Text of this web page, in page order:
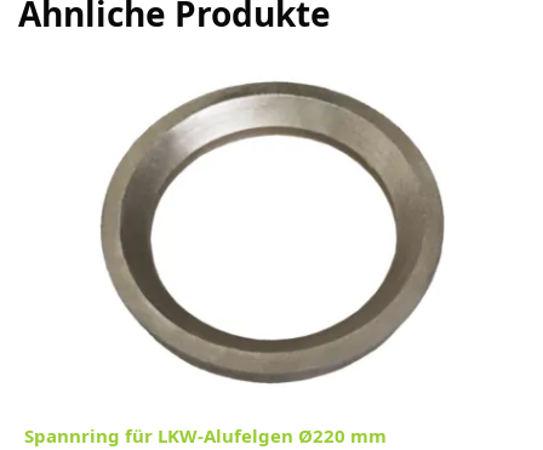
Ähnliche Produkte
Spannring für LKW-Alufelgen Ø220 mm